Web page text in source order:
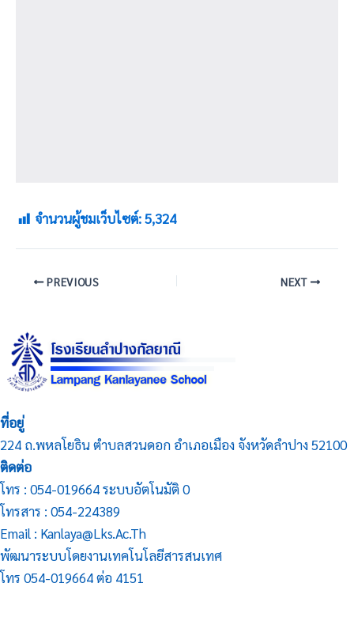
จำนวนผู้ชมเว็บไซต์:5,324
PREVIOUS NEXT
ที่อยู่
224 ถ.พหลโยธิน ตำบลสวนดอก อำเภอเมือง จังหวัดลำปาง 52100
ติดต่อ
โทร : 054-019664 ระบบอัตโนมัติ 0
โทรสาร : 054-224389
Email : Kanlaya@lks.ac.th
พัฒนาระบบโดยงานเทคโนโลยีสารสนเทศ
โทร 054-019664 ต่อ 4151